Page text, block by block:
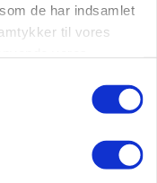
de har indsamlet
til vores